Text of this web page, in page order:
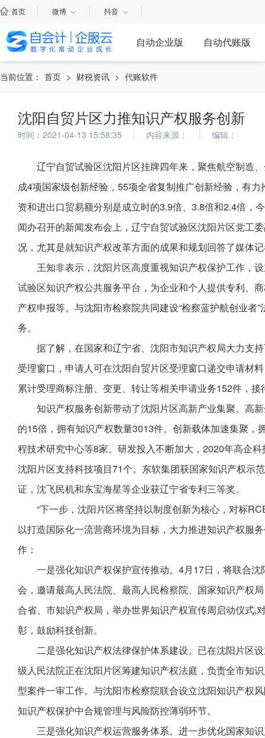
首页 微博 抖音
自动企业版 自动代账版
当前位置： 首页 > 财税资讯 > 代账软件
沈阳自贸片区力推知识产权服务创新
时间：2021-04-13 15:58:35 内容来源： 编辑：
辽宁自贸试验区沈阳片区挂牌四年来，聚焦航空制造
成4项国家级创新经验，55项全省复制推广创新经验，有
资和进出口贸易额分别是成立时的3.9倍、3.8倍和2.4倍，
闻办召开的新闻发布会上，辽宁自贸试验区沈阳片区党工
况，尤其是就知识产权改革方面的成果和规划回答了媒体
王知非表示，沈阳片区高度重视知识产权保护工作，
试验区知识产权公共服务平台，为企业和个人提供专利、
产权申报等。与沈阳市检察院共同建设“检察蓝护航创业
务。
据了解，在国家和辽宁省、沈阳市知识产权局大力支
受理窗口，申请人可在沈阳自贸片区受理窗口递交申请材
累计受理商标注册、变更、转让等相关申请业务152件，
知识产权服务创新带动了沈阳片区高新产业集聚。高
的15倍，拥有知识产权数量3013件。创新载体加速集聚
程技术研究中心等8家。研发投入不断加大，2020年高企
沈阳片区支持科技项目71个。东软集团获国家知识产权示
证，沈飞民机和东宝海星等企业获辽宁省专利三等奖。
“下一步，沈阳片区将坚持以制度创新为核心，对标
以打造国际化一流营商环境为目标，大力推进知识产权服
作：
一是强化知识产权保护宣传推动。4月17日，将联合
会，邀请最高人民法院、最高人民检察院、国家知识产权
合省、市知识产权局，举办世界知识产权宣传周启动仪式,
彰，鼓励科技创新。
二是强化知识产权法律保护体系建设。已在沈阳片区
级人民法院正在沈阳片区筹建知识产权法庭，负责全市知
型案件一审工作。与沈阳市检察院联合设立沈阳知识产权
知识产权保护中合规管理与风险防控薄弱环节。
三是强化知识产权运营服务体系。进一步优化国家知